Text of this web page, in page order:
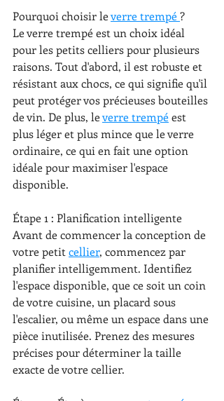
Pourquoi choisir le verre trempé ?
Le verre trempé est un choix idéal
pour les petits celliers pour plusieurs
raisons. Tout d'abord, il est robuste et
résistant aux chocs, ce qui signifie qu'il
peut protéger vos précieuses bouteilles
de vin. De plus, le verre trempé est
plus léger et plus mince que le verre
ordinaire, ce qui en fait une option
idéale pour maximiser l'espace
disponible.
Étape 1 : Planification intelligente
Avant de commencer la conception de
votre petit cellier, commencez par
planifier intelligemment. Identifiez
l'espace disponible, que ce soit un coin
de votre cuisine, un placard sous
l'escalier, ou même un espace dans une
pièce inutilisée. Prenez des mesures
précises pour déterminer la taille
exacte de votre cellier.